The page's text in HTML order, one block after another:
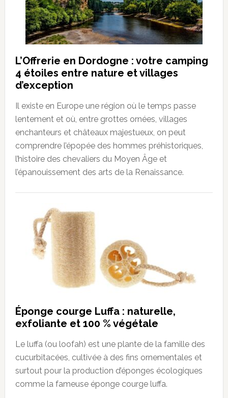
L’Offrerie en Dordogne : votre camping
4 étoiles entre nature et villages
d’exception
Il existe en Europe une région où le temps passe
lentement et où, entre grottes ornées, villages
enchanteurs et châteaux majestueux, on peut
comprendre l’épopée des hommes préhistoriques,
l’histoire des chevaliers du Moyen Âge et
l’épanouissement des arts de la Renaissance.
Éponge courge Luffa : naturelle,
exfoliante et 100 % végétale
Le luffa (ou loofah) est une plante de la famille des
cucurbitacées, cultivée à des fins ornementales et
surtout pour la production d’éponges écologiques
comme la fameuse éponge courge luffa.